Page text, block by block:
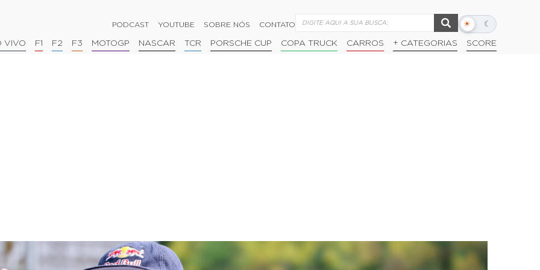
PODCAST YOUTUBE SOBRE NÓS CONTATO ☀ ☾
Alternar
escuro
VIVO F1 F2 F3 MOTOGP NASCAR TCR PORSCHE CUP COPA TRUCK CARROS + CATEGORIAS SCORE